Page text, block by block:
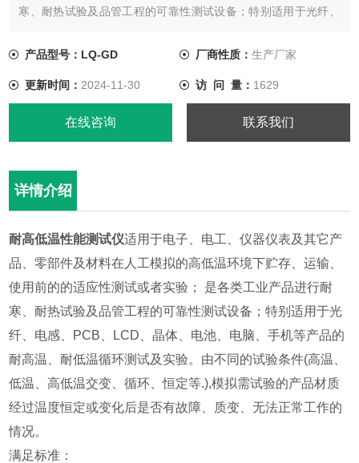
寒、耐热试验及品管工程的可靠性测试设备；特别适用于光纤、
耐低温循环测试及实验。
产品型号：LQ-GD 厂商性质： 生产厂家
更新时间： 2024-11-30 访 问 量： 1629
在线咨询 联系我们
详情介绍
耐高低温性能测试仪适用于电子、电工、仪器仪表及其它产
品、零部件及材料在人工模拟的高低温环境下贮存、运输、
使用前的的适应性测试或者实验； 是各类工业产品进行耐
寒、耐热试验及品管工程的可靠性测试设备；特别适用于光
纤、电感、PCB、LCD、晶体、电池、电脑、手机等产品的
耐高温、耐低温循环测试及实验。由不同的试验条件(高温、
低温、高低温交变、循环、恒定等.),模拟需试验的产品材质
经过温度恒定或变化后是否有故障、质变、无法正常工作的
情况。
满足标准：